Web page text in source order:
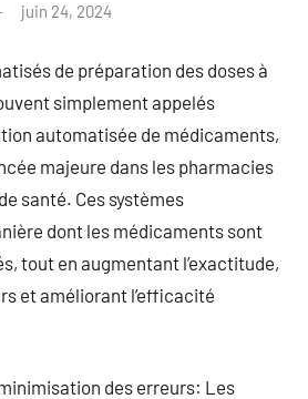
juin 24, 2024
de préparation des doses à
simplement appelés
automatisée de médicaments,
majeure dans les pharmacies
santé. Ces systèmes
dont les médicaments sont
tout en augmentant l’exactitude,
et améliorant l’efficacité
des erreurs: Les